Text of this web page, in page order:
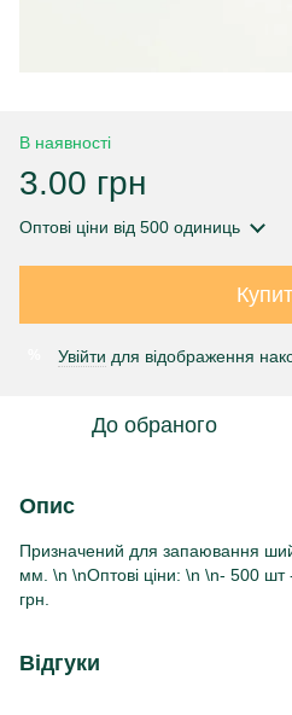
В наявності
3.00 грн
Оптові ціни від 500 одиниць
Увійти для відображення
До обраного
Опис
Призначений для запаювання
мм. \n \nОптові ціни: \n \n- 500
грн.
Відгуки